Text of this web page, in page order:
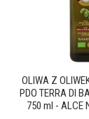
OLIWA Z
PDO TERRA DI
750 ml - ALCE